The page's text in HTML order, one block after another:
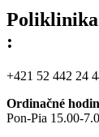
Poliklinika
:
+421 52 442 24
Ordinačné
Pon-Pia 15.00-